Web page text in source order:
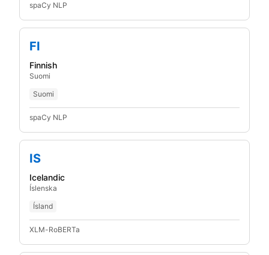
spaCy NLP
FI
Finnish
Suomi
Suomi
spaCy NLP
IS
Icelandic
Íslenska
Ísland
XLM-RoBERTa